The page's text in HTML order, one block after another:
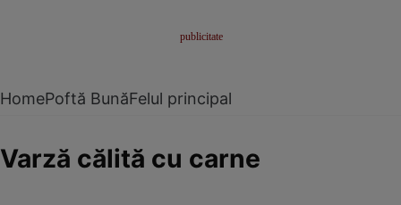
HomePoftă BunăFelul principal
Varză călită cu carne